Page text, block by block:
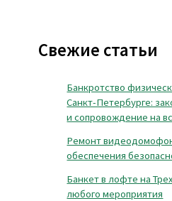
Свежие статьи
Банкротство
Санкт-Петербурге:
и сопровождение на
Ремонт
обеспечения
Банкет в лофте на
любого мероприятия